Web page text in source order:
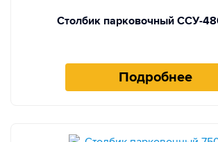
Столбик парковочный ССУ-
Подробнее